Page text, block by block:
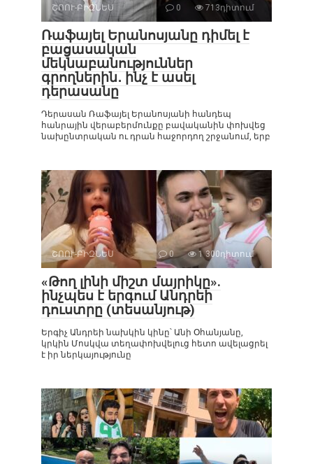
ՇՈՈՒ-ԲԻԶՆԵՍ 0 713դիտում
Ռաֆայել Երանոսյանը դիմել է
բացասական
մեկնաբանություններ
գրողներին․ ինչ է ասել
դերասանը
Դերասան Ռաֆայել Երանոսյանի հանդեպ
հանրային վերաբերմունքը բավականին փոխվեց
նախընտրական ու դրան հաջորդող շրջանում, երբ
ՇՈՈՒ-ԲԻԶՆԵՍ 0 1 300դիտում
«Թող լինի միշտ մայրիկը».
ինչպես է երգում Անդրեի
դուստրը (տեսանյութ)
Երգիչ Անդրեի նախկին կինը՝ Անի Օհանյանը,
կրկին Մոսկվա տեղափոխվելուց հետո ավելացրել
է իր ներկայությունը